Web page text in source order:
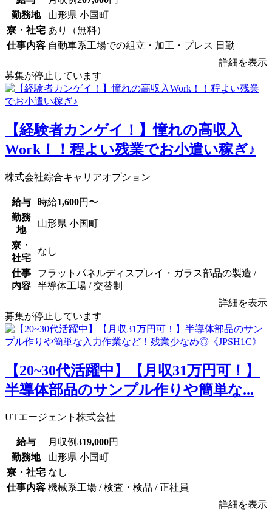
勤務地
山形県 小国町
寮・社宅 あり（無料）
仕事内容 自動車系工場での組立・加工・プレス 日勤
詳細を表示
募集が停止しています
【経験者カンゲイ！】憧れの高収入
Work！！程よい残業でお小遣い稼ぎ♪
株式会社綜合キャリアオプション
給与 時給1,600円〜
勤務
地
山形県 小国町
寮・
社宅
なし
仕事
内容
フラットパネルディスプレイ・ガラス部品の製造 /
半導体工場 / 交替制
詳細を表示
募集が停止しています
【20~30代活躍中】【月収31万円可！】
半導体部品のサンプル作りや簡単な...
UTエージェント株式会社
給与 月収例319,000円
勤務地
山形県 小国町
寮・社宅 なし
仕事内容 機械系工場 / 検査・検品 / 正社員
詳細を表示